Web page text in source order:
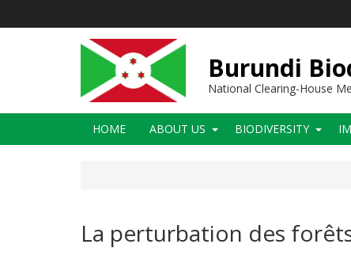
Burundi
National Clearing-House
Main
navigation
HOME ABOUT US BIODIVERSITY
La perturbation des